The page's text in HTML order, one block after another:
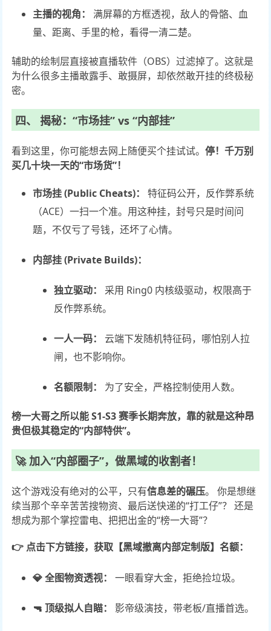
主播的视角：
满屏幕的方框透视，敌人的骨骼、血
量、距离、手里的枪，看得一清二楚。
辅助的绘制层直接被直播软件（OBS）过滤掉了。这就是
为什么很多主播敢露手、敢摄屏，却依然敢开挂的终极秘
密。
四、 揭秘：“市场挂” vs “内部挂”
看到这里，你可能想去网上随便买个挂试试。停！千万别
买几十块一天的“市场货”！
市场挂 (Public Cheats)：
特征码公开，反作弊系统
（ACE）一扫一个准。用这种挂，封号只是时间问
题，不仅亏了号钱，还坏了心情。
内部挂 (Private Builds)：
独立驱动：
采用 Ring0 内核级驱动，权限高于
反作弊系统。
一人一码：
云端下发随机特征码，哪怕别人拉
闸，也不影响你。
名额限制： 为了安全，严格控制使用人数。
榜一大哥之所以能 S1-S3 赛季长期奔放，靠的就是这种昂
贵但极其稳定的“内部特供”。
🚀 加入“内部圈子”，做黑域的收割者！
这个游戏没有绝对的公平，只有信息差的碾压。 你是想继
续当那个辛辛苦苦搜物资、最后送快递的“打工仔”？ 还是
想成为那个掌控雷电、把把出金的“榜一大哥”？
👉 点击下方链接，获取【黑域撤离内部定制版】名额：
💎 全图物资透视： 一眼看穿大金，拒绝捡垃圾。
🔫 顶级拟人自瞄： 影帝级演技，带老板/直播首选。